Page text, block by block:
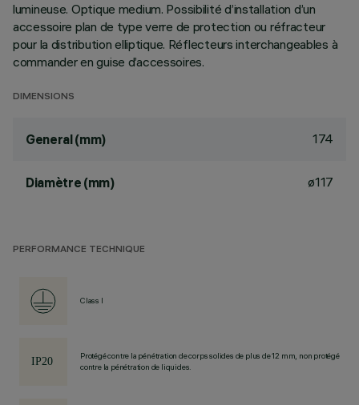
lumineuse. Optique medium. Possibilité d’installation d’un
accessoire plan de type verre de protection ou réfracteur
pour la distribution elliptique. Réflecteurs interchangeables à
commander en guise d’accessoires.
DIMENSIONS
General (mm) 174
Diamètre (mm) ø117
PERFORMANCE TECHNIQUE
Class I
Protégé contre la pénétration de corps solides de plus de 12 mm, non protégé
contre la pénétration de liquides.